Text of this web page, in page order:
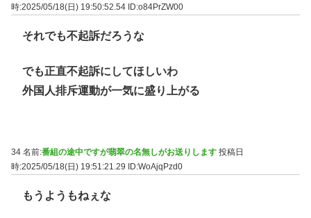
時:2025/05/18(日) 19:50:52.54 ID:o84PrZW00
それでも不起訴だろうな
でも正直不起訴にしてほしいわ
外国人排斥運動が一気に盛り上がる
34 名前:番組の途中ですが翡翠の名無しがお送りします 投稿日
時:2025/05/18(日) 19:51:21.29 ID:WoAjqPzd0
もうようもねぇな